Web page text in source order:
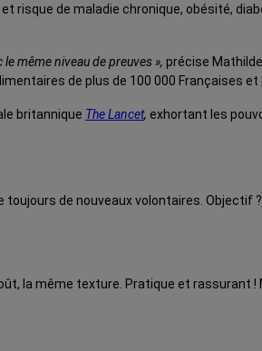
risque de maladie chronique, obésité,
même niveau de preuves », précise
de plus de 100 000 Françaises et
britannique The Lancet, exhortant les
toujours de nouveaux volontaires. Objectif
la même texture. Pratique et rassurant !